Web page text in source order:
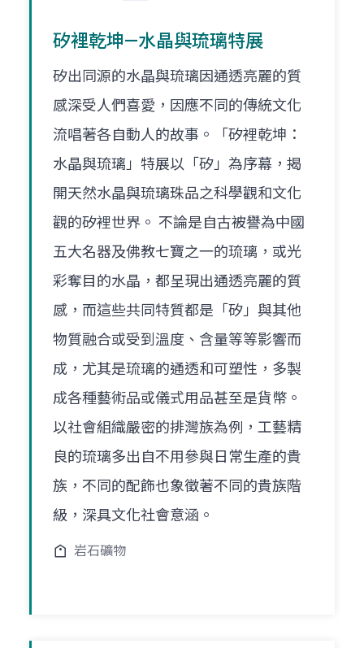
矽裡乾坤—水晶與琉璃特展
矽出同源的水晶與琉璃因通透亮麗的質
感深受人們喜愛，因應不同的傳統文化
流唱著各自動人的故事。「矽裡乾坤：
水晶與琉璃」特展以「矽」為序幕，揭
開天然水晶與琉璃珠品之科學觀和文化
觀的矽裡世界。 不論是自古被譽為中國
五大名器及佛教七寶之一的琉璃，或光
彩奪目的水晶，都呈現出通透亮麗的質
感，而這些共同特質都是「矽」與其他
物質融合或受到溫度、含量等等影響而
成，尤其是琉璃的通透和可塑性，多製
成各種藝術品或儀式用品甚至是貨幣。
以社會組織嚴密的排灣族為例，工藝精
良的琉璃多出自不用參與日常生產的貴
族，不同的配飾也象徵著不同的貴族階
級，深具文化社會意涵。
岩石礦物